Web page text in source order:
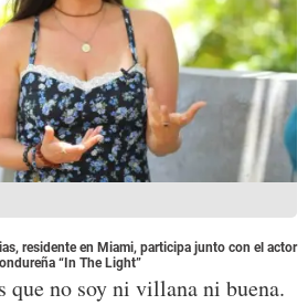
residente en Miami, participa junto con el actor
“In The Light”
que no soy ni villana ni buena.